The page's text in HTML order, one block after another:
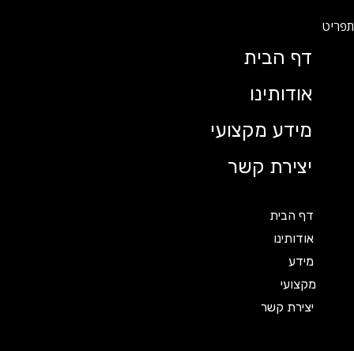
דף הבית
אודותינו
מידע מקצועי
יצירת קשר
דף הבית
אודותינו
מקצועי
יצירת קשר